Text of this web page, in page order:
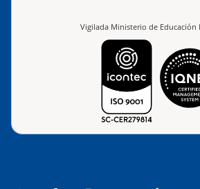
Vigilada Ministerio de Educación